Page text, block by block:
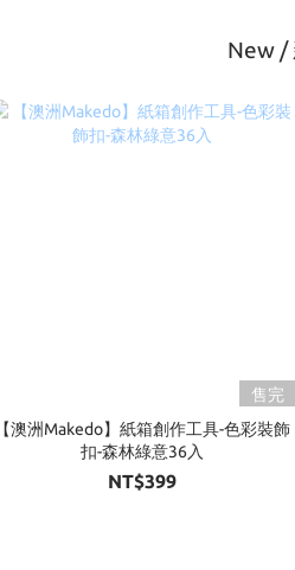
New /
售完
【澳洲Makedo】紙箱創作工具-色彩裝飾
扣-森林綠意36入
NT$399